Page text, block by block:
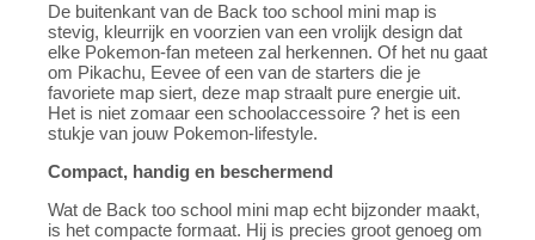
De buitenkant van de Back too school mini map is
stevig, kleurrijk en voorzien van een vrolijk design dat
elke Pokemon-fan meteen zal herkennen. Of het nu gaat
om Pikachu, Eevee of een van de starters die je
favoriete map siert, deze map straalt pure energie uit.
Het is niet zomaar een schoolaccessoire ? het is een
stukje van jouw Pokemon-lifestyle.
Compact, handig en beschermend
Wat de Back too school mini map echt bijzonder maakt,
is het compacte formaat. Hij is precies groot genoeg om